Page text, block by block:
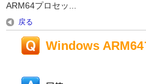
ARM64プロセッ...
戻る
Windows ARM64